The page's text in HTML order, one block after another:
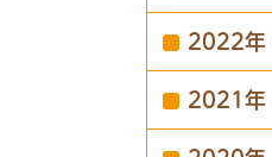
2022年
2021年